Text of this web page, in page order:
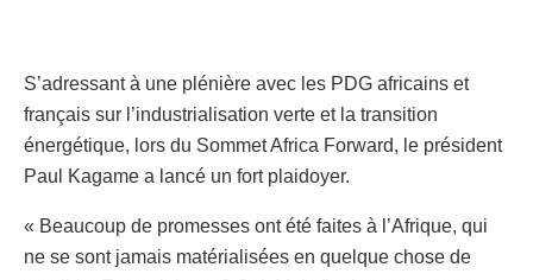
S’adressant à une plénière avec les PDG africains et
français sur l’industrialisation verte et la transition
énergétique, lors du Sommet Africa Forward, le président
Paul Kagame a lancé un fort plaidoyer.
« Beaucoup de promesses ont été faites à l’Afrique, qui
ne se sont jamais matérialisées en quelque chose de